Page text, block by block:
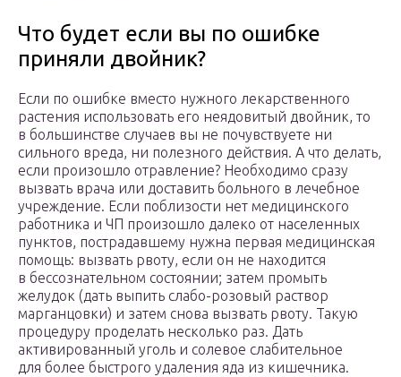
Что будет если вы по ошибке
приняли двойник?
Если по ошибке вместо нужного лекарственного
растения использовать его неядовитый двойник, то
в большинстве случаев вы не почувствуете ни
сильного вреда, ни полезного действия. А что делать,
если произошло отравление? Необходимо сразу
вызвать врача или доставить больного в лечебное
учреждение. Если поблизости нет медицинского
работника и ЧП произошло далеко от населенных
пунктов, пострадавшему нужна первая медицинская
помощь: вызвать рвоту, если он не находится
в бессознательном состоянии; затем промыть
желудок (дать выпить слабо-розовый раствор
марганцовки) и затем снова вызвать рвоту. Такую
процедуру проделать несколько раз. Дать
активированный уголь и солевое слабительное
для более быстрого удаления яда из кишечника.